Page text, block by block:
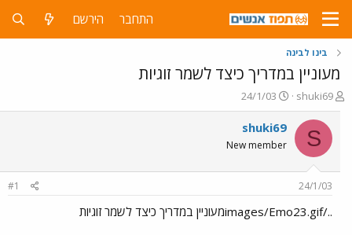
התחבר הירשם
בינו לבינה
מעוניין במדריך כיצד לשמר זוגיות
פ
ו
ת
ח
ה
ש
shuki69
פ
ו
ר
ס
ם
ר
24/1/03
S
shuki69
New member
24/1/03
#1
../images/Emo23.gifמעוניין במדריך כיצד לשמר זוגיות